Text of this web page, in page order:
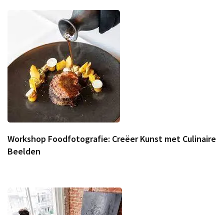
Workshop Foodfotografie: Creëer Kunst met Culinaire
Beelden